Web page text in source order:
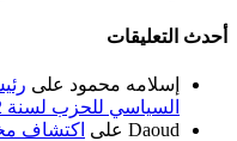
أحدث التعليقات
إسلامه محمود على
السياسي للحزب لسنة 2022-2023
Daoud على اكتشاف